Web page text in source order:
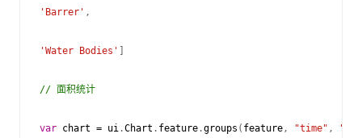
'Barrer' ,
'Water Bodies' ]
// 面积统计
var chart = ui .Chart . feature .groups ( feature , "time" ,